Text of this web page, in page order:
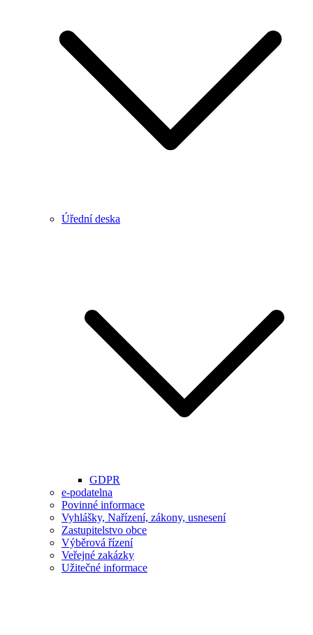
Úřední deska
GDPR
e-podatelna
Povinné informace
Vyhlášky, Nařízení, zákony, usnesení
Zastupitelstvo obce
Výběrová řízení
Veřejné zakázky
Užitečné informace